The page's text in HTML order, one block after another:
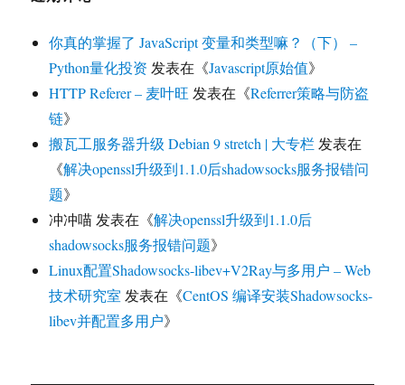
你真的掌握了 JavaScript 变量和类型嘛？（下） –
Python量化投资 发表在《Javascript原始值》
HTTP Referer – 麦叶旺 发表在《Referrer策略与防盗
链》
搬瓦工服务器升级 Debian 9 stretch | 大专栏 发表在
《解决openssl升级到1.1.0后shadowsocks服务报错问
题》
冲冲喵 发表在《解决openssl升级到1.1.0后
shadowsocks服务报错问题》
Linux配置Shadowsocks-libev+V2Ray与多用户 – Web
技术研究室 发表在《CentOS 编译安装Shadowsocks-
libev并配置多用户》